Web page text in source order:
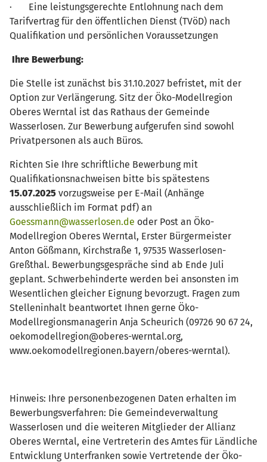
· Eine leistungsgerechte Entlohnung nach dem
Tarifvertrag für den öffentlichen Dienst (TVöD) nach
Qualifikation und persönlichen Voraussetzungen
Ihre Bewerbung:
Die Stelle ist zunächst bis 31.10.2027 befristet, mit der
Option zur Verlängerung. Sitz der Öko-Modellregion
Oberes Werntal ist das Rathaus der Gemeinde
Wasserlosen. Zur Bewerbung aufgerufen sind sowohl
Privatpersonen als auch Büros.
Richten Sie Ihre schriftliche Bewerbung mit
Qualifikationsnachweisen bitte bis spätestens
15.07.2025 vorzugsweise per E-Mail (Anhänge
ausschließlich im Format pdf) an
Goessmann@wasserlosen.de oder Post an Öko-
Modellregion Oberes Werntal, Erster Bürgermeister
Anton Gößmann, Kirchstraße 1, 97535 Wasserlosen-
Greßthal. Bewerbungsgespräche sind ab Ende Juli
geplant. Schwerbehinderte werden bei ansonsten im
Wesentlichen gleicher Eignung bevorzugt. Fragen zum
Stelleninhalt beantwortet Ihnen gerne Öko-
Modellregionsmanagerin Anja Scheurich (09726 90 67 24,
oekomodellregion@oberes-werntal.org,
www.oekomodellregionen.bayern/oberes-werntal).
Hinweis: Ihre personenbezogenen Daten erhalten im
Bewerbungsverfahren: Die Gemeindeverwaltung
Wasserlosen und die weiteren Mitglieder der Allianz
Oberes Werntal, eine Vertreterin des Amtes für Ländliche
Entwicklung Unterfranken sowie Vertretende der Öko-